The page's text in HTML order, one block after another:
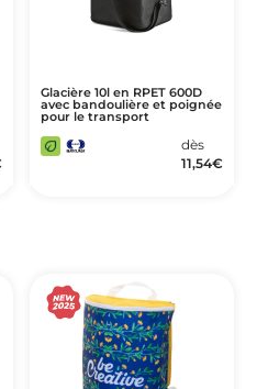
Glacière 10l en RPET 600D
avec bandoulière et poignée
pour le transport
dès
11,54€